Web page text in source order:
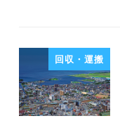
回収・運搬